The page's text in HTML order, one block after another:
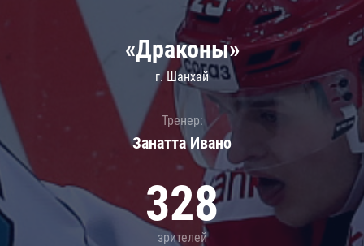
«Драконы»
г. Шанхай
Тренер:
Занатта Иванo
328
зрителей